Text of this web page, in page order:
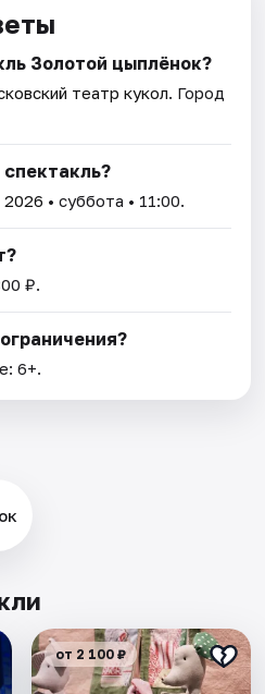
Золотой цыплёнок?
театр кукол . Город
2026 • суббота • 11:00.
₽.
6+.
от 2 100 ₽